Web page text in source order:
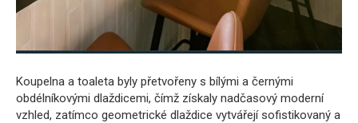
Koupelna a toaleta byly přetvořeny s bílými a černými
obdélníkovými dlaždicemi, čímž získaly nadčasový moderní
vzhled, zatímco geometrické dlaždice vytvářejí sofistikovaný a